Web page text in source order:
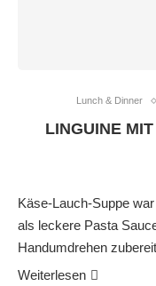
Lunch & Dinner
LINGUINE
Käse-Lauch-Suppe
als leckere Pasta
Handumdrehen
Weiterlesen